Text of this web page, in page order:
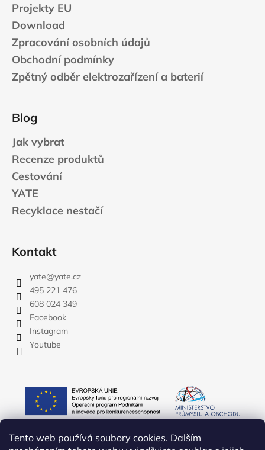
Tento web používá soubory cookies. Dalším
Projekty EU
Download
Zpracování osobních údajů
Obchodní podmínky
Zpětný odběr elektrozařízení a baterií
Blog
Jak vybrat
Recenze produktů
Cestování
YATE
Recyklace nestačí
Kontakt
yate@yate.cz
495 221 476
608 024 349
Facebook
Instagram
Youtube